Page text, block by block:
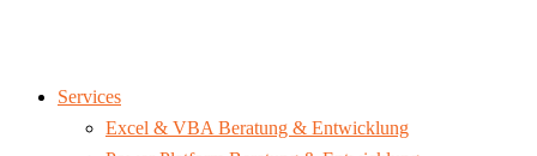
Services
Excel & VBA Beratung & Entwicklung